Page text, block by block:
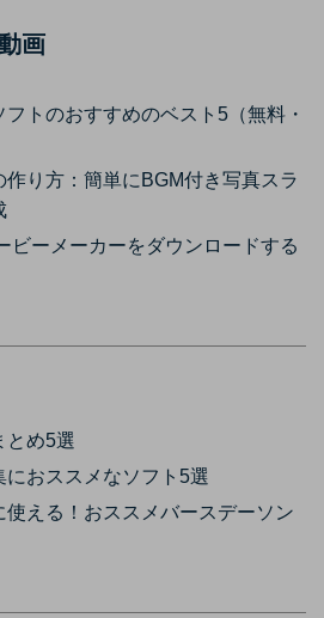
画
トのおすすめのベスト5（無料・
作り方：簡単にBGM付き写真スラ
ビーメーカーをダウンロードする
とめ5選
におススメなソフト5選
使える！おススメバースデーソン